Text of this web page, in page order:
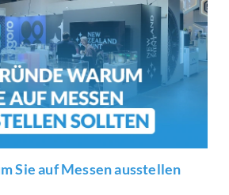
Sie auf Messen ausstellen